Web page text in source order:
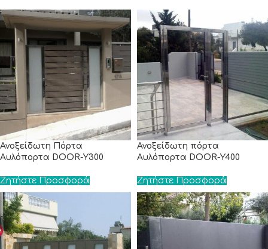
Ανοξείδωτη Πόρτα
Αυλόπορτα DOOR-Y300
Ζητήστε Προσφορά
Ανοξείδωτη πόρτα
Αυλόπορτα DOOR-Y400
Ζητήστε Προσφορά